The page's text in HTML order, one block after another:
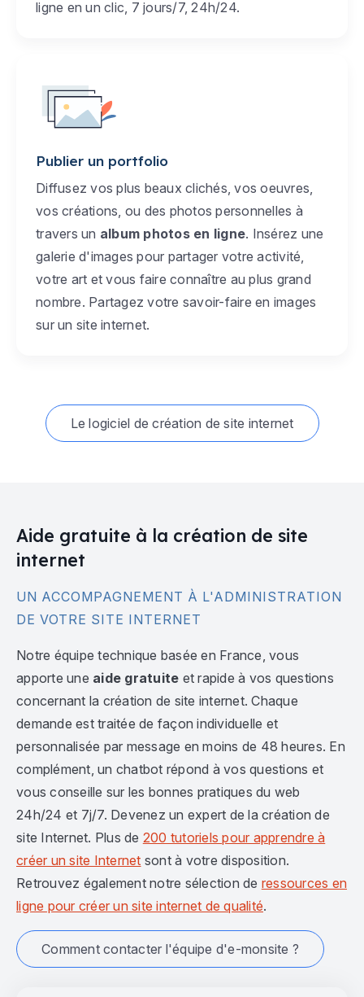
ligne en un clic, 7 jours/7, 24h/24.
Publier un portfolio
Diffusez vos plus beaux clichés, vos oeuvres,
vos créations, ou des photos personnelles à
travers un album photos en ligne. Insérez une
galerie d'images pour partager votre activité,
votre art et vous faire connaître au plus grand
nombre. Partagez votre savoir-faire en images
sur un site internet.
Le logiciel de création de site internet
Aide gratuite à la création de site
internet
UN ACCOMPAGNEMENT À L'ADMINISTRATION
DE VOTRE SITE INTERNET
Notre équipe technique basée en France, vous
apporte une aide gratuite et rapide à vos questions
concernant la création de site internet. Chaque
demande est traitée de façon individuelle et
personnalisée par message en moins de 48 heures. En
complément, un chatbot répond à vos questions et
vous conseille sur les bonnes pratiques du web
24h/24 et 7j/7. Devenez un expert de la création de
site Internet. Plus de 200 tutoriels pour apprendre à
créer un site Internet sont à votre disposition.
Retrouvez également notre sélection de ressources en
ligne pour créer un site internet de qualité.
Comment contacter l'équipe d'e-monsite ?